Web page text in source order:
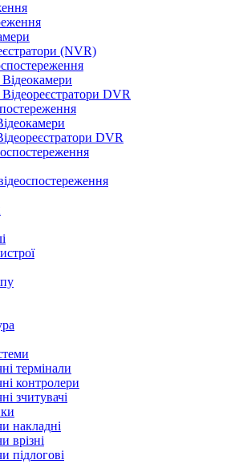
(NVR)
DVR
DVR
термінали
контролери
зчитувачі
накладні
врізні
підлогові